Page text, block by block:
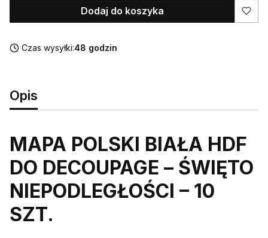
Dodaj do koszyka
Czas wysyłki:48 godzin
Opis
MAPA POLSKI BIAŁA HDF
DO DECOUPAGE – ŚWIĘTO
NIEPODLEGŁOŚCI – 10
SZT.